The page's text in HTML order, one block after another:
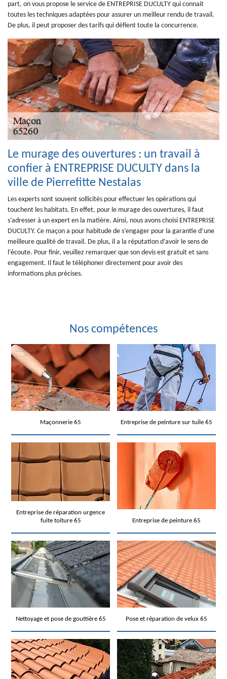
part, on vous propose le service de ENTREPRISE DUCULTY qui connait
toutes les techniques adaptées pour assurer un meilleur rendu de travail.
De plus, il peut proposer des tarifs qui défient toute la concurrence.
Le murage des ouvertures : un travail à
confier à ENTREPRISE DUCULTY dans la
ville de Pierrefitte Nestalas
Les experts sont souvent sollicités pour effectuer les opérations qui
touchent les habitats. En effet, pour le murage des ouvertures, il faut
s’adresser à un expert en la matière. Ainsi, nous avons choisi ENTREPRISE
DUCULTY. Ce maçon a pour habitude de s’engager pour la garantie d’une
meilleure qualité de travail. De plus, il a la réputation d’avoir le sens de
l’écoute. Pour finir, veuillez remarquer que son devis est gratuit et sans
engagement. Il faut le téléphoner directement pour avoir des
informations plus précises.
Nos compétences
Maçonnerie 65 Entreprise de peinture sur tuile 65
Entreprise de réparation urgence
fuite toiture 65
Entreprise de peinture 65
Nettoyage et pose de gouttière 65 Pose et réparation de velux 65